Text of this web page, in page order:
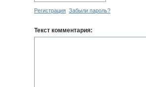
Регистрация Забыли пароль?
Текст комментария: